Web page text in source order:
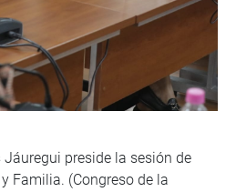
preside la sesión de
Familia. (Congreso de la